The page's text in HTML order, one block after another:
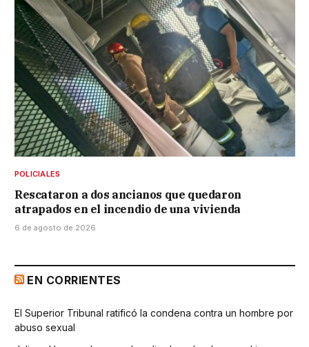
POLICIALES
Rescataron a dos ancianos que quedaron
atrapados en el incendio de una vivienda
6 de agosto de 2026
EN CORRIENTES
El Superior Tribunal ratificó la condena contra un hombre por
abuso sexual